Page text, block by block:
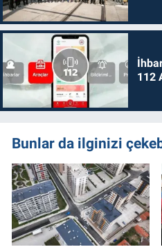
112
Bunlar da ilginizi